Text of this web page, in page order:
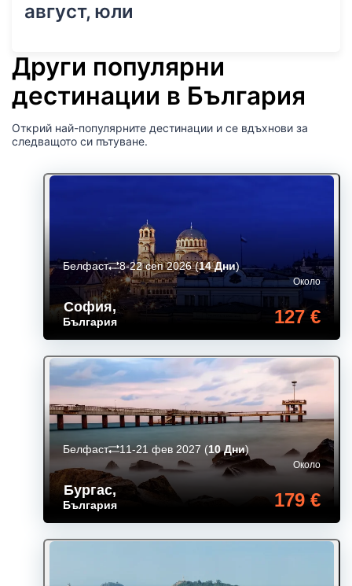
август, юли
Други популярни
дестинации в България
Открий най-популярните дестинации и се вдъхнови за
следващото си пътуване.
София,
България
Около
127 €
Белфаст 8-22 сеп 2026(14 Дни)
Бургас,
България
Около
179 €
Белфаст 11-21 фев 2027 (10 Дни)